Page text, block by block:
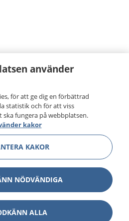
använder
för att ge dig en förbättrad
statistik och för att viss
fungera på webbplatsen.
kakor
KAKOR
NÖDVÄNDIGA
ALLA